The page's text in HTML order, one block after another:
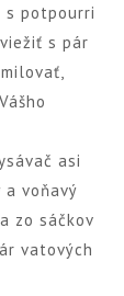
s potpourri
s pár
asi
voňavý
zo sáčkov
vatových